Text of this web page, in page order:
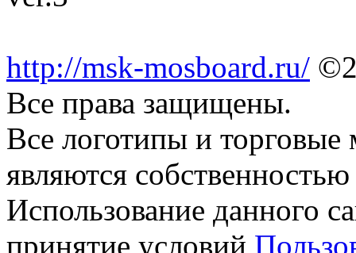
http://msk-mosboard.ru/
Все права защищены.
Все логотипы и торговые
являются
Использование данного
принятие условий